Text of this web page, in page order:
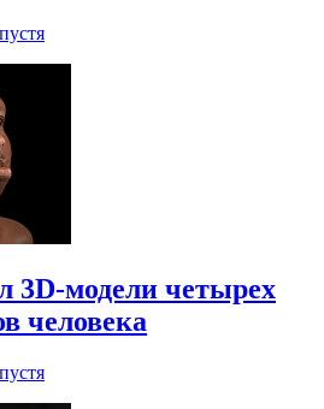
3D-модели четырех
человека